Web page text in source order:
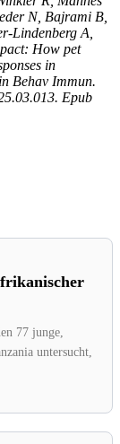
N, Bajrami B,
Lindenberg A,
How pet
in
Behav Immun.
Epub
77 junge,
untersucht,